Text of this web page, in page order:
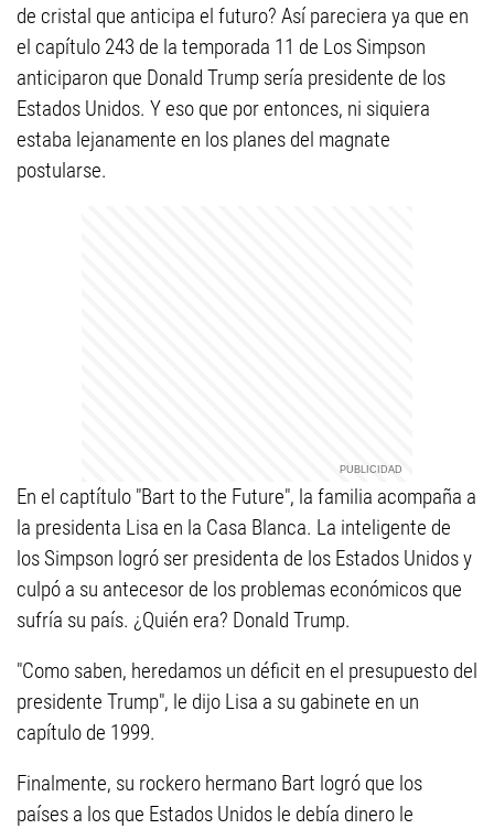
de cristal que anticipa el futuro? Así pareciera ya que en
el capítulo 243 de la temporada 11 de Los Simpson
anticiparon que Donald Trump sería presidente de los
Estados Unidos. Y eso que por entonces, ni siquiera
estaba lejanamente en los planes del magnate
postularse.
En el captítulo "Bart to the Future", la familia acompaña a
la presidenta Lisa en la Casa Blanca. La inteligente de
los Simpson logró ser presidenta de los Estados Unidos y
culpó a su antecesor de los problemas económicos que
sufría su país. ¿Quién era? Donald Trump.
"Como saben, heredamos un déficit en el presupuesto del
presidente Trump", le dijo Lisa a su gabinete en un
capítulo de 1999.
Finalmente, su rockero hermano Bart logró que los
países a los que Estados Unidos le debía dinero le